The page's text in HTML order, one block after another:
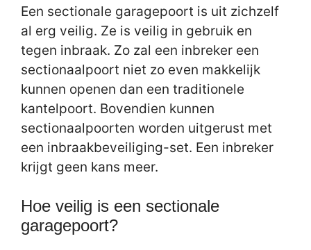
Een sectionale garagepoort is uit zichzelf
al erg veilig. Ze is veilig in gebruik en
tegen inbraak. Zo zal een inbreker een
sectionaalpoort niet zo even makkelijk
kunnen openen dan een traditionele
kantelpoort. Bovendien kunnen
sectionaalpoorten worden uitgerust met
een inbraakbeveiliging-set. Een inbreker
krijgt geen kans meer.
Hoe veilig is een sectionale
garagepoort?